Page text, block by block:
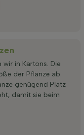
in Kartons. Die
der Pflanze ab.
genügend Platz
damit sie beim